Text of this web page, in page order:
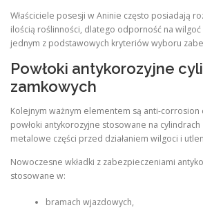
Właściciele posesji w Aninie często posiadają
ilością roślinności, dlatego odporność na
jednym z podstawowych kryteriów wyboru
Powłoki antykorozyjne
zamkowych
Kolejnym ważnym elementem są anti-corrosion
powłoki antykorozyjne stosowane na
metalowe części przed działaniem wilgoci i
Nowoczesne wkładki z zabezpieczeniami
stosowane w:
bramach wjazdowych,